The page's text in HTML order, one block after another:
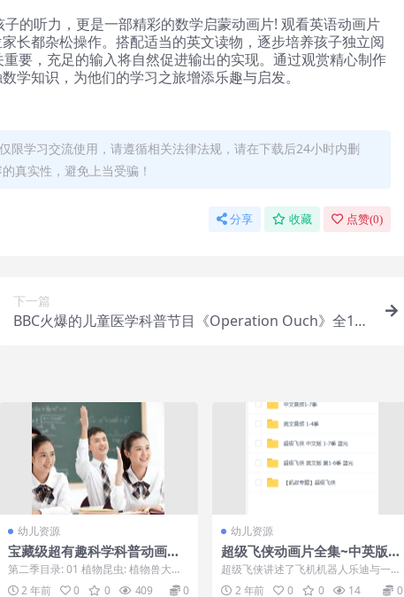
的听力，更是一部精彩的数学启蒙动画片! 观看英语动画片
长都杂松操作。搭配适当的英文读物，逐步培养孩子独立阅
要，充足的输入将自然促进输出的实现。通过观赏精心制作
学知识，为他们的学习之旅增添乐趣与启发。
限学习交流使用，请遵循相关法律法规，请在下载后24小时内删
真实性，避免上当受骗！
分享 收藏 点赞(0)
下一篇
BBC火爆的儿童医学科普节目《Operation Ouch》全10
幼儿资源
宝藏级超有趣科学科普动画
《土豆逗严肃科普》第二季,原
来科学这么逗
第二季目录: 01 植物昆虫: 植物兽大战
糊涂虫 (完结) 02 安全自护:藏起...
2 年前 0 0 409 0
幼儿资源
超级飞侠动画片全集~中英版都
有！
超级飞侠讲述了飞机机器人乐迪与一群
称为“超级飞侠”的小伙伴环游世界送包
2 年前 0 0 14 0